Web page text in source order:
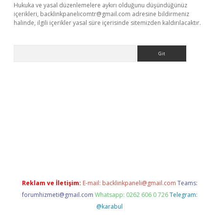
Hukuka ve yasal düzenlemelere aykırı olduğunu düşündüğünüz
içerikleri, backlinkpanelicomtr@gmail.com adresine bildirmeniz
halinde, ilgili içerikler yasal süre içerisinde sitemizden kaldırılacaktır.
Reklam ve İletişim: E-mail: backlinkpaneli@gmail.com Teams:
forumhizmeti@gmail.com Whatsapp: 0262 606 0 726 Telegram:
@karabul